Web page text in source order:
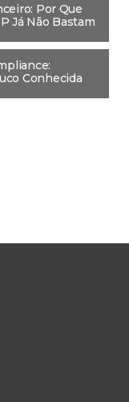
Por Que
Já Não Bastam
Conhecida